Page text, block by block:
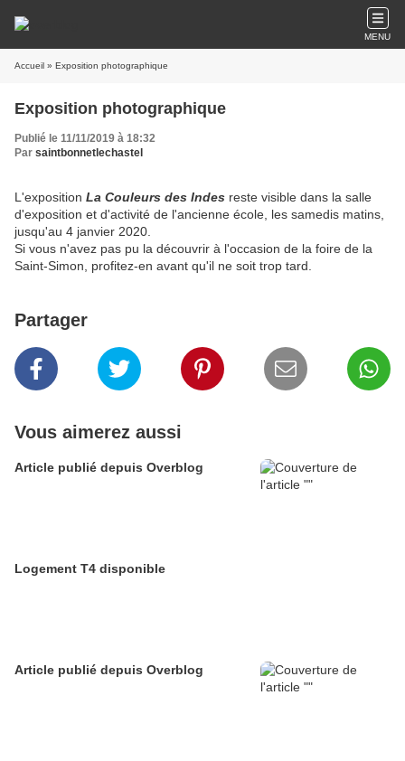
MENU
Accueil » Exposition photographique
Exposition photographique
Publié le 11/11/2019 à 18:32
Par saintbonnetlechastel
L'exposition La Couleurs des Indes reste visible dans la salle
d'exposition et d'activité de l'ancienne école, les samedis matins,
jusqu'au 4 janvier 2020.
Si vous n'avez pas pu la découvrir à l'occasion de la foire de la
Saint-Simon, profitez-en avant qu'il ne soit trop tard.
Partager
Vous aimerez aussi
Article publié depuis Overblog
Logement T4 disponible
Article publié depuis Overblog